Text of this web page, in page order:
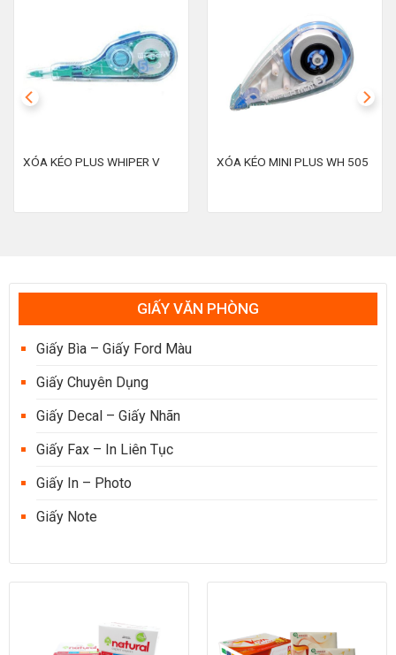
MINI PLUS WH 505 Xịt Phòng XÀ
GIẤY VĂN PHÒNG
Giấy Bìa – Giấy Ford Màu
Giấy Chuyên Dụng
Giấy Decal – Giấy Nhãn
Giấy Fax – In Liên Tục
Giấy In – Photo
Giấy Note